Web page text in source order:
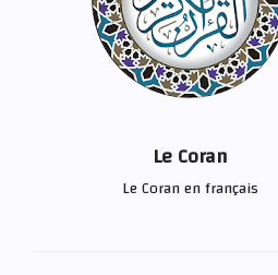
Le Coran
Le Coran en français